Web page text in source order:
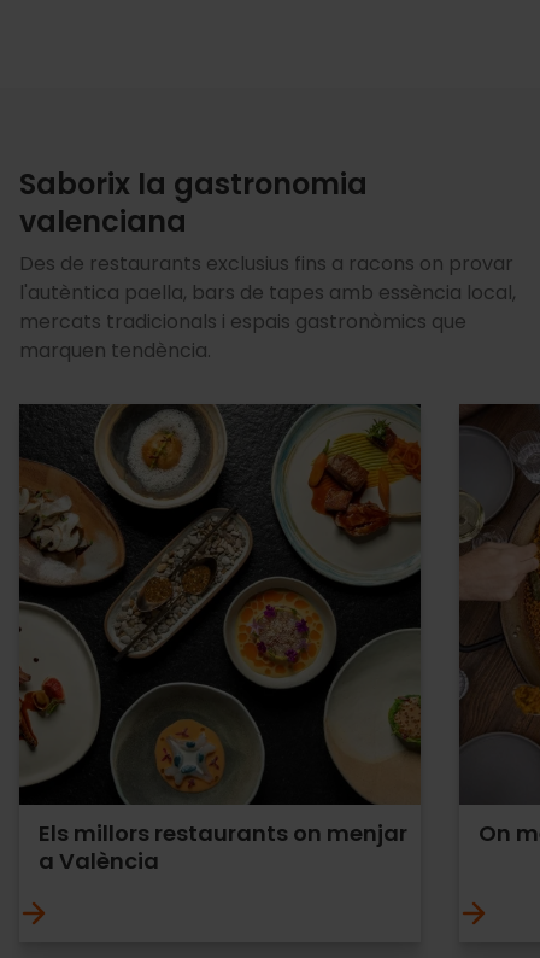
Saborix la gastronomia
valenciana
Des de restaurants exclusius fins a racons on provar
l'autèntica paella, bars de tapes amb essència local,
mercats tradicionals i espais gastronòmics que
marquen tendència.
Els millors restaurants on menjar
a València
On